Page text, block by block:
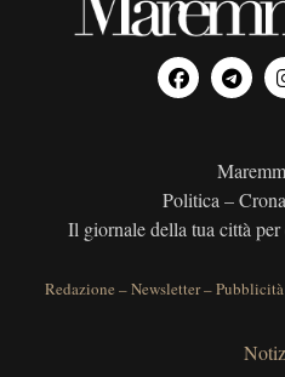
Politica –
Il giornale della tua città per
Redazione –Newsletter–Pubblicità